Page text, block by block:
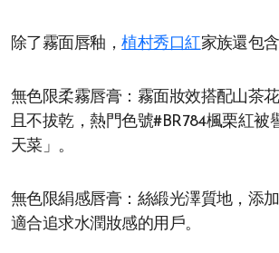
除了霧面唇釉，植村秀口紅家族還包
無色限柔霧唇膏：霧面妝效搭配山茶
且不拔乾，熱門色號#BR784楓栗紅被
天菜」。
無色限絹感唇膏：絲緞光澤質地，添
適合追求水潤妝感的用戶。